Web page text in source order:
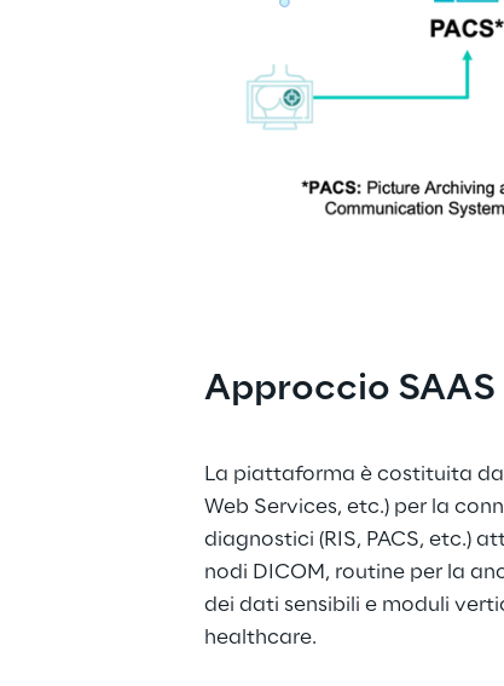
Approccio SAAS
La piattaforma è costituita
Web Services, etc.) per la
diagnostici (RIS, PACS, etc.)
nodi DICOM, routine per la
dei dati sensibili e moduli
healthcare.